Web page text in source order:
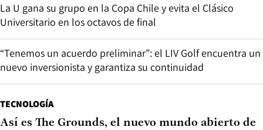
La U gana su grupo en la Copa Chile y evita el Clásico
Universitario en los octavos de final
“Tenemos un acuerdo preliminar”: el LIV Golf encuentra un
nuevo inversionista y garantiza su continuidad
TECNOLOGÍA
Así es The Grounds, el nuevo mundo abierto de